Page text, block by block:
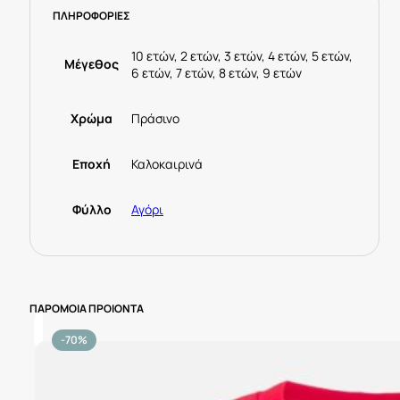
Πράσινο
ΠΛΗΡΟΦΟΡΙΕΣ
Μέγεθος
10 ετών, 2 ετών, 3 ετών, 4 ετών, 5 ετών,
6 ετών, 7 ετών, 8 ετών, 9 ετών
Χρώμα Πράσινο
Εποχή Καλοκαιρινά
Φύλλο Αγόρι
ΠΑΡΟΜΟΙΑ ΠΡΟΙΟΝΤΑ
-70%